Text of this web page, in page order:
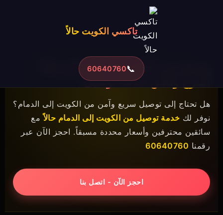
تاكسي الكويت حالاً
📞
60640760
توصيل من الكويت إلى الدمام حالاً -
أسرع وأآمن خدمة توصيل
هل تحتاج إلى توصيل سريع وآمن من الكويت إلى الدمام؟
نوفر لك خدمة توصيل من الكويت إلى الدمام حالاًمع
سائقين محترفين وأسعار محددة مسبقاً. احجز الآن عبر
رقمنا 60640760
احجز الآن - اتصل بنا